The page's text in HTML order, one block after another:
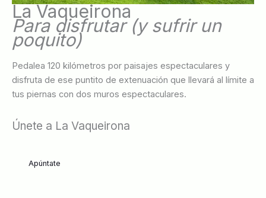
La Vaqueirona
Para disfrutar (y sufrir un
poquito)
Pedalea 120 kilómetros por paisajes espectaculares y
disfruta de ese puntito de extenuación que llevará al límite a
tus piernas con dos muros espectaculares.
Únete a La Vaqueirona
Apúntate